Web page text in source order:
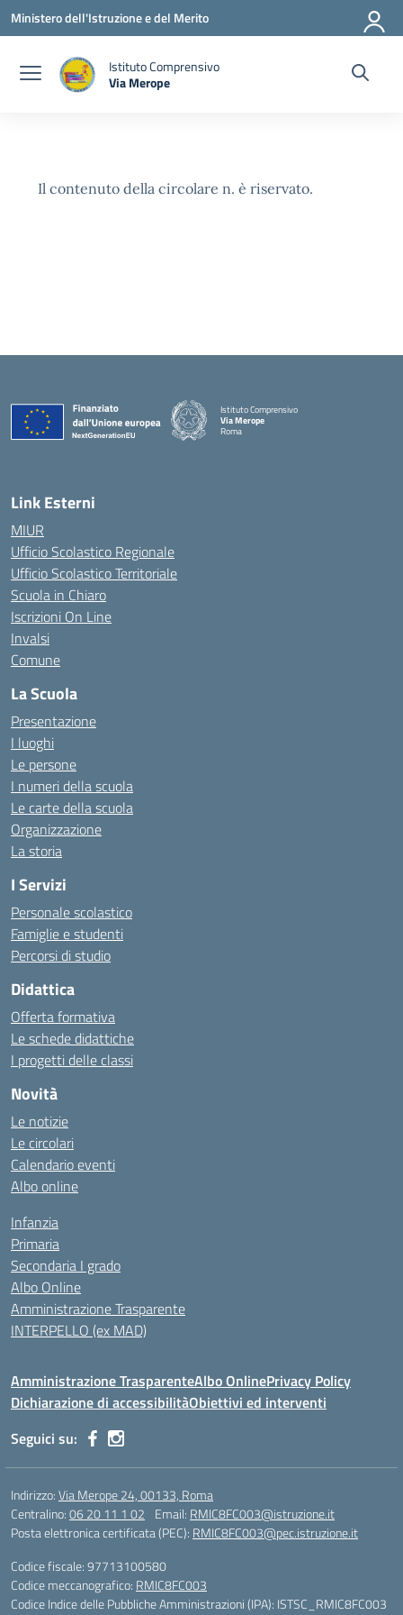
Vai ai contenuti
Vai al menu di navigazione
Vai al footer
Ministero dell'Istruzione e del Merito
Istituto Comprensivo
Via Merope
Il contenuto della circolare n. è riservato.
Istituto Comprensivo
Via Merope
Roma
Link Esterni
MIUR
Ufficio Scolastico Regionale
Ufficio Scolastico Territoriale
Scuola in Chiaro
Iscrizioni On Line
Invalsi
Comune
La Scuola
Presentazione
I luoghi
Le persone
I numeri della scuola
Le carte della scuola
Organizzazione
La storia
I Servizi
Personale scolastico
Famiglie e studenti
Percorsi di studio
Didattica
Offerta formativa
Le schede didattiche
I progetti delle classi
Novità
Le notizie
Le circolari
Calendario eventi
Albo online
Infanzia
Primaria
Secondaria I grado
Albo Online
Amministrazione Trasparente
INTERPELLO (ex MAD)
Amministrazione TrasparenteAlbo OnlinePrivacy Policy
Dichiarazione di accessibilitàObiettivi ed interventi
Seguici su:
Indirizzo:Via Merope 24, 00133, Roma
Centralino:06 20 11 1 02 Email: RMIC8FC003@istruzione.it
Posta elettronica certificata (PEC): RMIC8FC003@pec.istruzione.it
Codice fiscale: 97713100580
Codice meccanografico: RMIC8FC003
Codice Indice delle Pubbliche Amministrazioni (IPA): ISTSC_RMIC8FC003